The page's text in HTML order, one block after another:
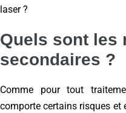
laser ?
Quels sont les
secondaires ?
Comme pour tout
comporte certains risques et